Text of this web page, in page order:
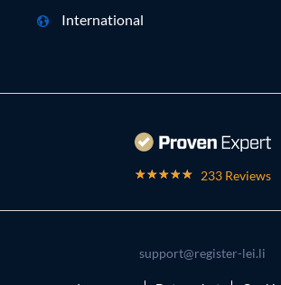
International
233 Reviews
support@register-lei.li